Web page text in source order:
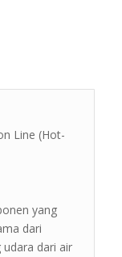
Line (Hot-
yang
dari
dari air